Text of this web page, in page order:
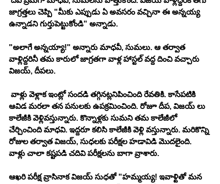
జాగ్రత్తలు చెప్పి "మీకు ఎప్పుడు ఏ అవసరం వచ్చినా ఈ అన్నయ్య
ఉన్నాడని గుర్తుపెట్టుకోండి" అన్నాడు.
"అలాగే అన్నయ్యా!" అన్నారు మాధవీ, సుమలు. ఆ తర్వాత
వాళ్లిద్దరినీ తమ కారులో జాగ్రతగా వాళ్ల హాస్టల్ వద్ద దించి వచ్చారు
విజయ్, దీపలు.
ఆవిడ మరలా తన పనులకు ఉపక్రమించింది. రోజూ దీప, విజయ్ లు
కాలేజీకి వెళ్లివస్తున్నారు. కొన్నాళ్లకు సుమని తమ కాలేజీలో
చేర్చించింది మాధవి. ఇద్దరూ కలిసి కాలేజీకి వెళ్లి వస్తున్నారు. మరికొన్ని
రోజుల తర్వాత విజయ్, సుధలకు పరీక్షల హడావిడి మొదలైంది.
వాళ్లు చాలా కష్టపడి చదివి పరీక్షలను బాగా వ్రాశారు.
ఆఖరి పరీక్ష వ్రాసినాక విజయ్ సుధతో "హమ్మయ్య! ఇవాళ్టితో మన